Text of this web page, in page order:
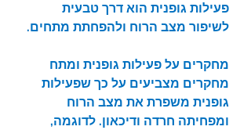
פעילות גופנית הוא דרך טבעית
לשיפור מצב הרוח ולהפחתת מתחים.
מחקרים על פעילות גופנית ומתח
מחקרים מצביעים על כך שפעילות
גופנית משפרת את מצב הרוח
ומפחיתה חרדה ודיכאון. לדוגמה,